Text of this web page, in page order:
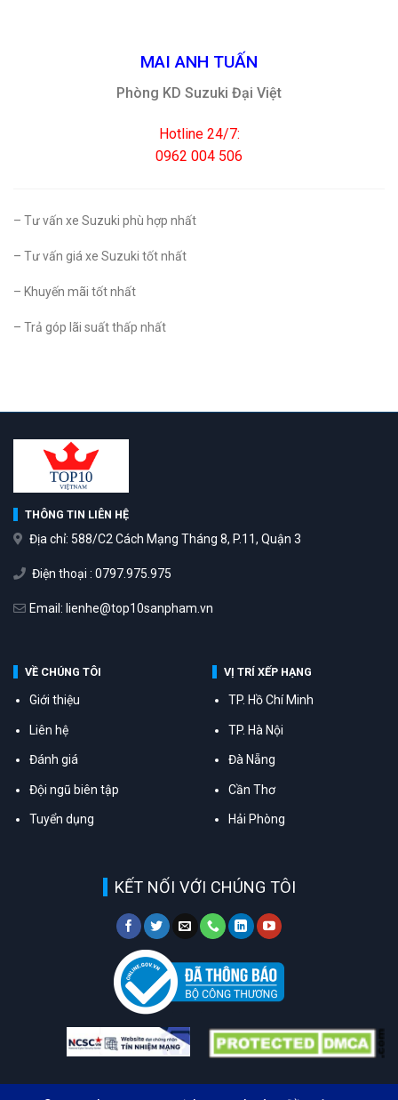
MAI ANH TUẤN
Phòng KD Suzuki Đại Việt
Hotline 24/7:
0962 004 506
– Tư vấn xe Suzuki phù hợp nhất
– Tư vấn giá xe Suzuki tốt nhất
– Khuyến mãi tốt nhất
– Trả góp lãi suất thấp nhất
THÔNG TIN LIÊN HỆ
Địa chỉ: 588/C2 Cách Mạng Tháng 8, P.11, Quận 3
Điện thoại : 0797.975.975
Email: lienhe@top10sanpham.vn
VỀ CHÚNG TÔI
Giới thiệu
Liên hệ
Đánh giá
Đội ngũ biên tập
Tuyển dụng
VỊ TRÍ XẾP HẠNG
TP. Hồ Chí Minh
TP. Hà Nội
Đà Nẵng
Cần Thơ
Hải Phòng
KẾT NỐI VỚI CHÚNG TÔI